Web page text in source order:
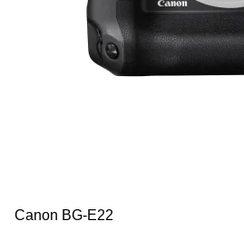
Canon BG-E22